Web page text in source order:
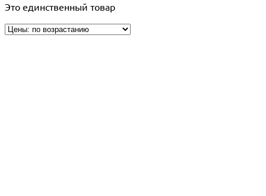
Это единственный товар